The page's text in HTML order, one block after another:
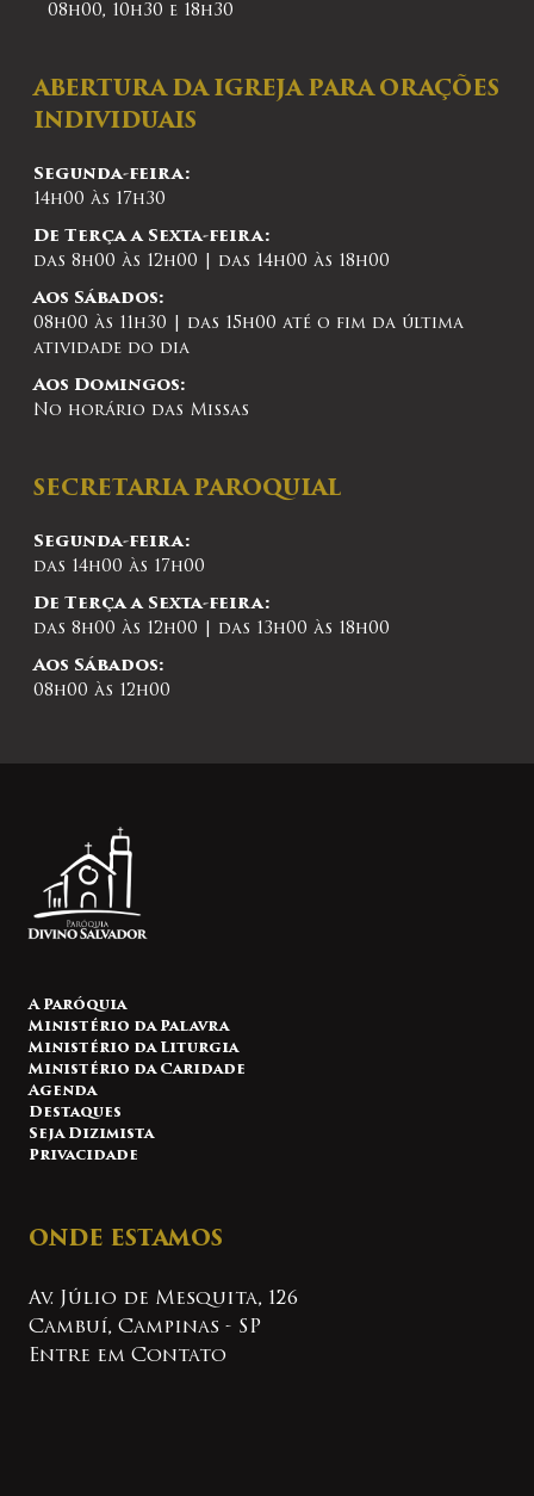
08h00, 10h30 e 18h30
ABERTURA DA IGREJA PARA ORAÇÕES
INDIVIDUAIS
Segunda-feira:
14h00 às 17h30
De Terça a Sexta-feira:
das 8h00 às 12h00 | das 14h00 às 18h00
Aos Sábados:
08h00 às 11h30 | das 15h00 até o fim da última
atividade do dia
Aos Domingos:
No horário das Missas
SECRETARIA PAROQUIAL
Segunda-feira:
das 14h00 às 17h00
De Terça a Sexta-feira:
das 8h00 às 12h00 | das 13h00 às 18h00
Aos Sábados:
08h00 às 12h00
A Paróquia
Ministério da Palavra
Ministério da Liturgia
Ministério da Caridade
Agenda
Destaques
Seja Dizimista
Privacidade
ONDE ESTAMOS
Av. Júlio de Mesquita, 126
Cambuí, Campinas - SP
Entre em Contato